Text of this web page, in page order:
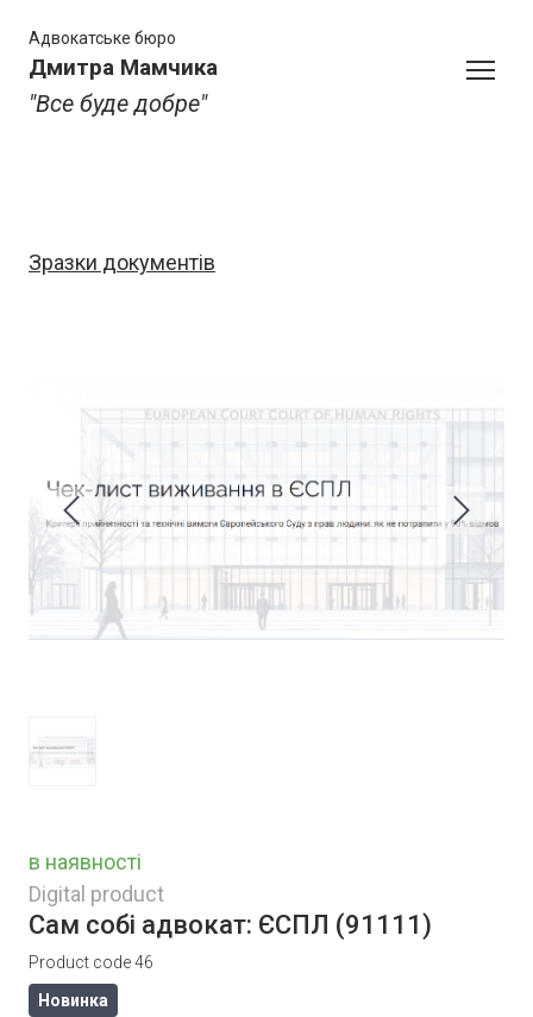
Адвокатське бюро
Дмитра Мамчика
"Все буде добре"
Зразки документів
в наявності
Digital product
Сам собі адвокат: ЄСПЛ (91111)
Product code 46
Новинка